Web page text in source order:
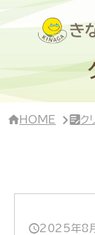
ニ
HOME ク
2025年8